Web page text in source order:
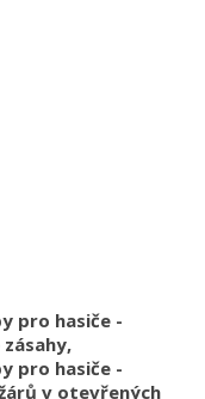
pro hasiče -
pro hasiče -
v otevřených